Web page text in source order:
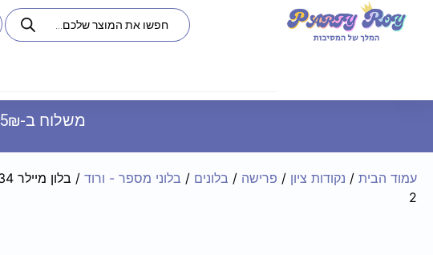
משלוח ב-35₪ |
עמוד הבית / נקודות ציון / פרישה / בלונים / בלוני מספר - ורוד
2